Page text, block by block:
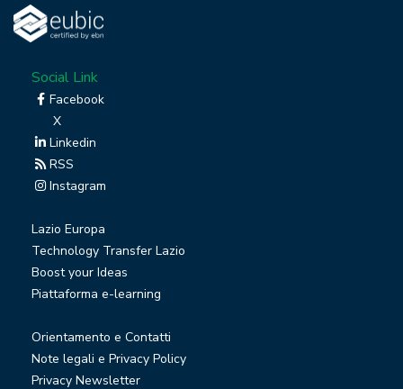
Social Link
Facebook
X
Linkedin
RSS
Instagram
Lazio Europa
Technology Transfer Lazio
Boost your Ideas
Piattaforma e-learning
Orientamento e Contatti
Note legali e Privacy Policy
Privacy Newsletter